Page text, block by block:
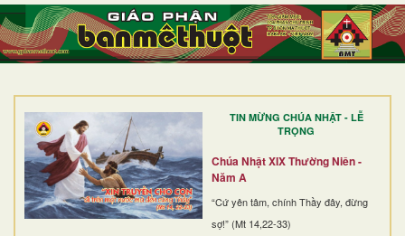
TIN MỪNG CHÚA NHẬT - LỄ
TRỌNG
Chúa Nhật XIX Thường Niên -
Năm A
“Cứ yên tâm, chính Thầy đây, đừng
sợ!” (Mt 14,22-33)
TRANG NHẤT
GIỚI THIỆU
DÒNG TU
BAN MỤC VỤ
ĐOÀN THỂ CG